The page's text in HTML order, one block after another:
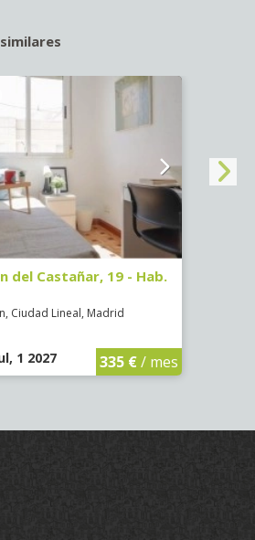
del Castañar, 19 - Hab.
Ciudad Lineal, Madrid
1 2027 335 €/ mes